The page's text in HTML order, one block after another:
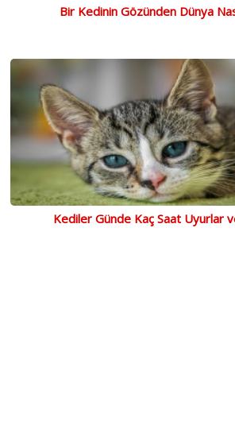
Bir Kedinin Gözünden Dünya
Kediler Günde Kaç Saat Uyurlar